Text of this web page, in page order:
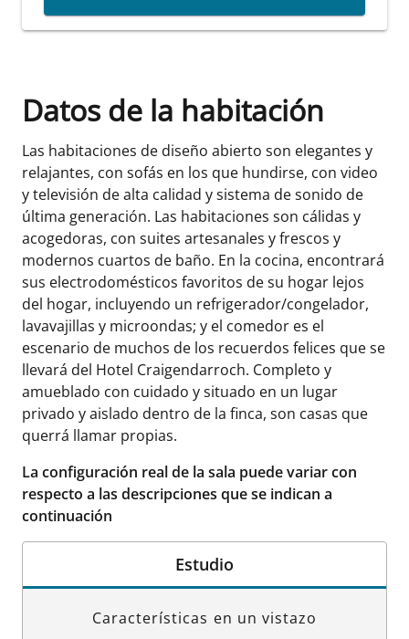
Datos de la habitación
Las habitaciones de diseño abierto son elegantes y
relajantes, con sofás en los que hundirse, con video
y televisión de alta calidad y sistema de sonido de
última generación. Las habitaciones son cálidas y
acogedoras, con suites artesanales y frescos y
modernos cuartos de baño. En la cocina, encontrará
sus electrodomésticos favoritos de su hogar lejos
del hogar, incluyendo un refrigerador/congelador,
lavavajillas y microondas; y el comedor es el
escenario de muchos de los recuerdos felices que se
llevará del Hotel Craigendarroch. Completo y
amueblado con cuidado y situado en un lugar
privado y aislado dentro de la finca, son casas que
querrá llamar propias.
La configuración real de la sala puede variar con
respecto a las descripciones que se indican a
continuación
Estudio
Características en un vistazo